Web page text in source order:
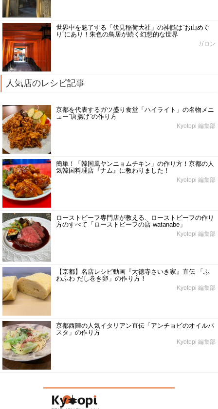
世界中を魅了する「伏見稲荷大社」の神髄は”お山めぐ
り”にあり！朱色の鳥居が続く幻想的な世界
ガロン
人気店のレシピ記事
京都を代表するガツ盛り食堂「ハイライト」の名物メニ
ュー”唐揚げ”の作り方
Kyotopi 編集部
簡単！「韓国風ヤンニョムチキン」の作り方！京都の人
気韓国料理店『ナム』に教わりました！
Kyotopi 編集部
ローストビーフ専門店が教える、ローストビーフの作り
方のすべて「ローストビーフの店 watanabe」
Kyotopi 編集部
【京都】名店レシピ動画『大徳寺さいき家』直伝 「ふ
わふわ だし巻き卵」の作り方！
Kyotopi 編集部
京都西陣の人気イタリアン直伝「アンチョビのオイルパ
スタ」の作り方
Kyotopi 編集部